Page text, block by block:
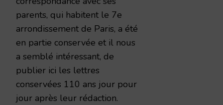
parents, qui habitent le 7e
arrondissement de Paris, a été
en partie conservée et il nous
a semblé intéressant, de
publier ici les lettres
conservées 110 ans jour pour
jour après leur rédaction.